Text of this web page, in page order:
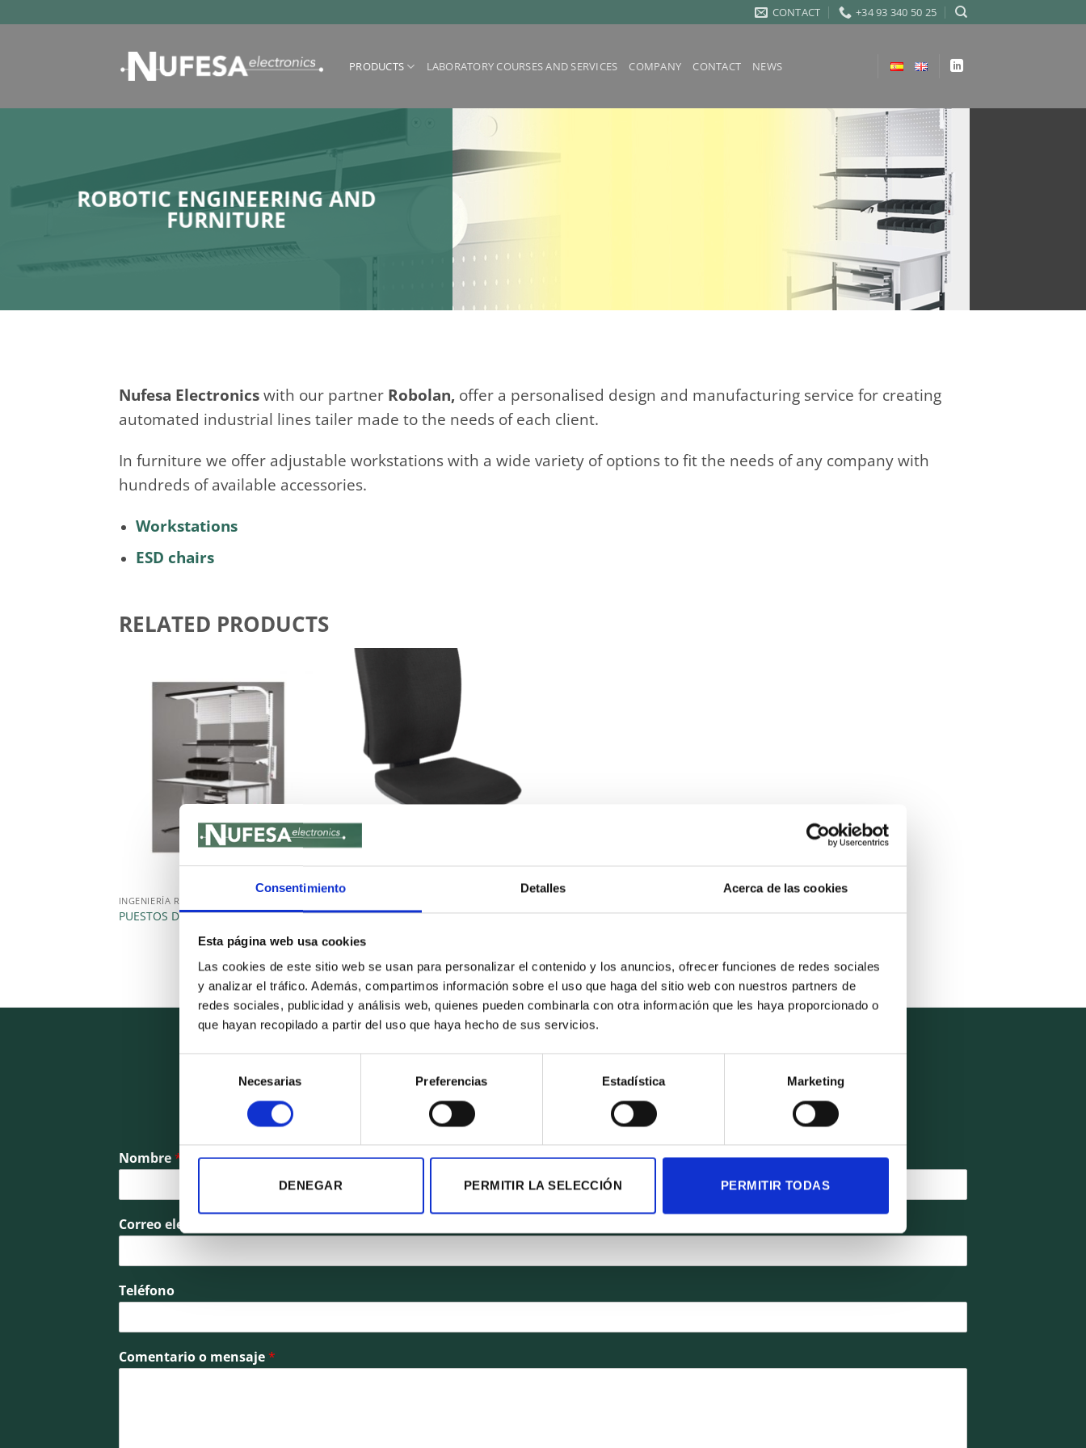
Consentimiento Detalles Acerca de las cookies
Esta página web usa cookies
Las cookies de este sitio web se usan para personalizar el contenido y los anuncios, ofrecer funciones de redes sociales
y analizar el tráfico. Además, compartimos información sobre el uso que haga del sitio web con nuestros partners de
redes sociales, publicidad y análisis web, quienes pueden combinarla con otra información que les haya proporcionado o
que hayan recopilado a partir del uso que haya hecho de sus servicios.
consentimiento
Necesarias Preferencias Estadística Marketing
DENEGAR PERMITIR LA SELECCIÓN PERMITIR TODAS
to
CONTACT +34 93 340 50 25
PRODUCTS LABORATORY COURSES AND SERVICES COMPANY CONTACT NEWS
ROBOTIC ENGINEERING AND
FURNITURE
Nufesa Electronicswith our partner Robolan, offer a personalised design and manufacturing service for creating
automated industrial lines tailer made to the needs of each client.
In furniture we offer adjustable workstations with a wide variety of options to fit the needs of any company with
hundreds of available accessories.
Workstations
ESD chairs
RELATED PRODUCTS
INGENIERÍA ROBÓTICA Y MOBILIARIO
PUESTOS DE TRABAJO REECO SILLAS ESD
One of our specialists will get in touch with any information you need.
Nombre*
Correo electrónico
Teléfono
Comentario o mensaje*